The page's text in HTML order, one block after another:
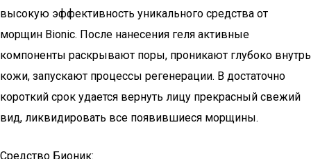
высокую эффективность уникального средства от
морщин Bionic. После нанесения геля активные
компоненты раскрывают поры, проникают глубоко внутрь
кожи, запускают процессы регенерации. В достаточно
короткий срок удается вернуть лицу прекрасный свежий
вид, ликвидировать все появившиеся морщины.
Средство Бионик: